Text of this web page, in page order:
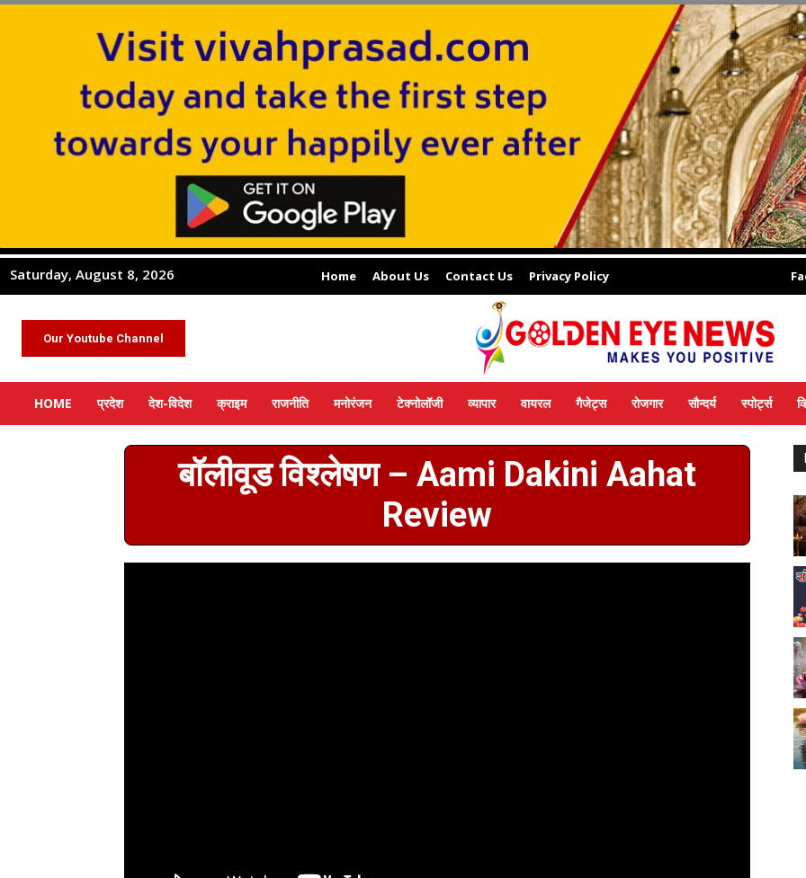
Saturday, August 8, 2026 Home About Us Contact Us Privacy Policy
Our Youtube Channel
HOME प्रदेश देश-विदेश क्राइम राजनीति मनोरंजन टेक्नोलॉजी व्यापार वायरल गैजेट्स रोजगार सौन्दर्य स्पोर्ट्स
बॉलीवूड विश्लेषण – Aami Dakini Aahat
Review